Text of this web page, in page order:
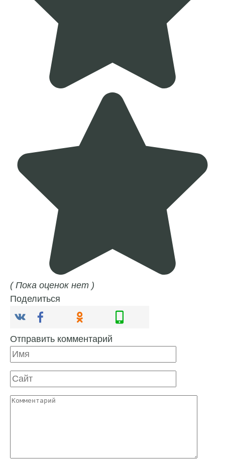
( Пока оценок нет )
Поделиться
Отправить комментарий
Имя
Сайт
Комментарий